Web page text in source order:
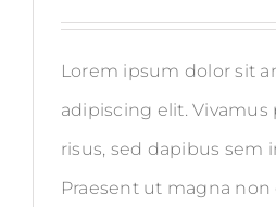
Lorem ipsum dolor sit
adipiscing elit.
risus, sed dapibus sem
Praesent ut magna